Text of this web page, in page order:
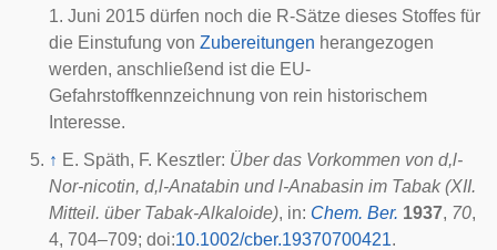
1. Juni 2015 dürfen noch die R-Sätze dieses Stoffes für
die Einstufung von Zubereitungen herangezogen
werden, anschließend ist die EU-
Gefahrstoffkennzeichnung von rein historischem
Interesse.
↑ E. Späth, F. Kesztler: Über das Vorkommen von d,l-
Nor-nicotin, d,l-Anatabin und l-Anabasin im Tabak (XII.
Mitteil. über Tabak-Alkaloide), in: Chem. Ber. 1937, 70,
4, 704–709; doi:10.1002/cber.19370700421.